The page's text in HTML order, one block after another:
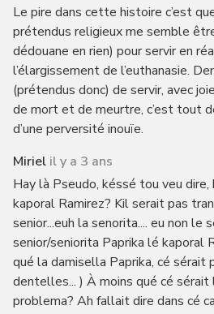
Le pire dans cette histoire c’est
prétendus religieux me semble
dédouane en rien) pour servir en
l’élargissement de l’euthanasie.
(prétendus donc) de servir, avec
de mort et de meurtre, c’est tout
d’une perversité inouïe.
Miriel il y a 3 ans
Hay là Pseudo, késsé tou veu
kaporal Ramirez? Kil serait pas
senior...euh la senorita.... eu non le
senior/seniorita Paprika lé kaporal
qué la damisella Paprika, cé sérait
dentelles... ) À moins qué cé
problema? Ah fallait dire dans cé